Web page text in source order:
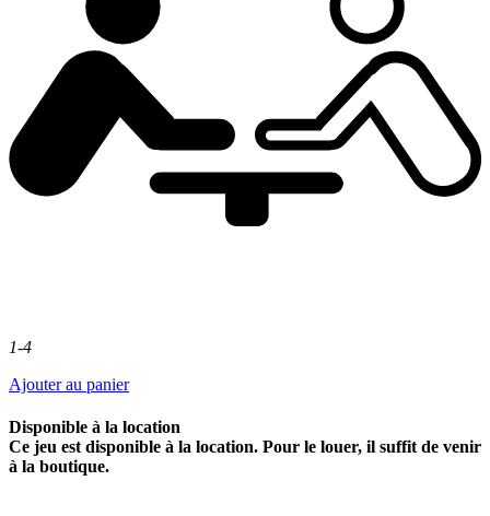
1-4
Ajouter au panier
Disponible à la location
Ce jeu est disponible à la location. Pour le louer, il suffit de venir
à la boutique.